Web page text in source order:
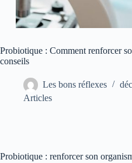
Probiotique : Comment renforcer
conseils
Les bons réflexes
Articles
Probiotique : renforcer son